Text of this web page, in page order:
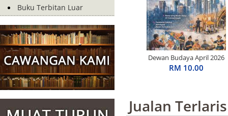
Buku Terbitan Luar
Dewan Budaya April 2026
RM 10.00
Jualan Terlaris